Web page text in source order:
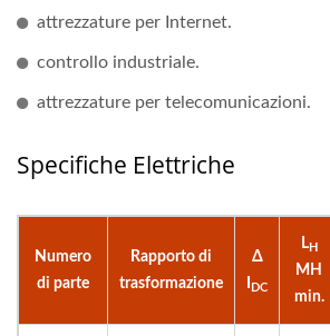
attrezzature per Internet.
controllo industriale.
attrezzature per telecomunicazioni.
Specifiche Elettriche
Numero
di parte
Rapporto di
trasformazione
Δ
DC
LH
MH
min.